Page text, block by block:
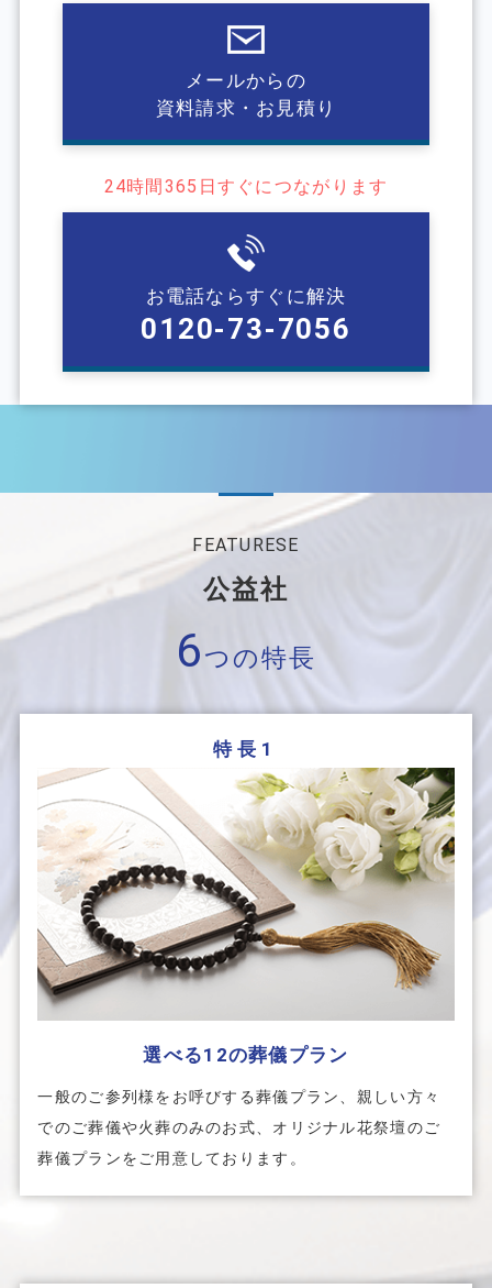
メールからの
資料請求・お見積り
24時間365⽇すぐにつながります
お電話ならすぐに解決
0120-73-7056
FEATURESE
公益社
6つの特長
特長1
選べる12の葬儀プラン
一般のご参列様をお呼びする葬儀プラン、親しい方々
でのご葬儀や火葬のみのお式、オリジナル花祭壇のご
葬儀プランをご用意しております。